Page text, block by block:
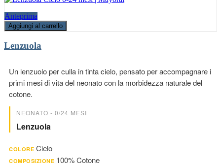
Anteprima
Aggiungi al carrello
Lenzuola
Un lenzuolo per culla in tinta cielo, pensato per accompagnare i
primi mesi di vita del neonato con la morbidezza naturale del
cotone.
NEONATO - 0/24 MESI
Lenzuola
COLORE Cielo
COMPOSIZIONE 100% Cotone